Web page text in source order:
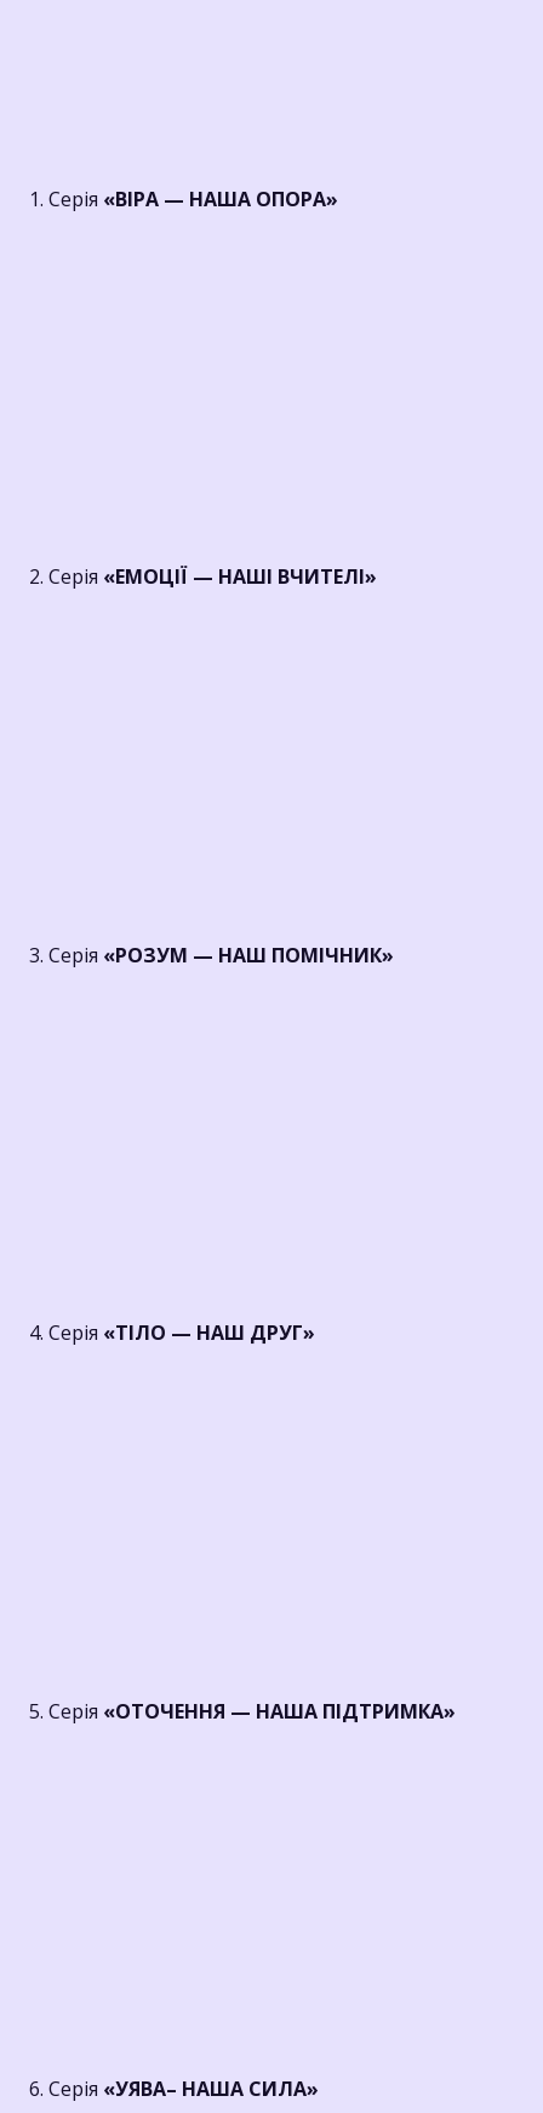
1. Серія «ВІРА — НАША ОПОРА»
2. Серія «ЕМОЦІЇ — НАШІ ВЧИТЕЛІ»
3. Серія «РОЗУМ — НАШ ПОМІЧНИК»
4. Серія «ТІЛО — НАШ ДРУГ»
5. Серія «ОТОЧЕННЯ — НАША ПІДТРИМКА»
6. Серія «УЯВА– НАША СИЛА»